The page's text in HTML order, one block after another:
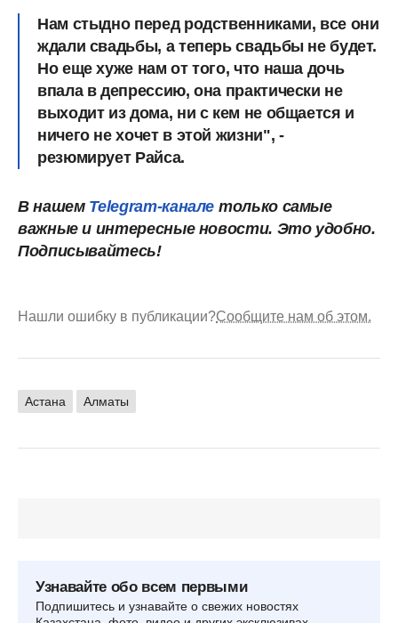
Нам стыдно перед родственниками, все они
ждали свадьбы, а теперь свадьбы не будет.
Но еще хуже нам от того, что наша дочь
впала в депрессию, она практически не
выходит из дома, ни с кем не общается и
ничего не хочет в этой жизни", -
резюмирует Райса.
В нашем Telegram-канале только самые
важные и интересные новости. Это удобно.
Подписывайтесь!
Нашли ошибку в публикации?Сообщите нам об этом.
Астана Алматы
Узнавайте обо всем первыми
Подпишитесь и узнавайте о свежих новостях